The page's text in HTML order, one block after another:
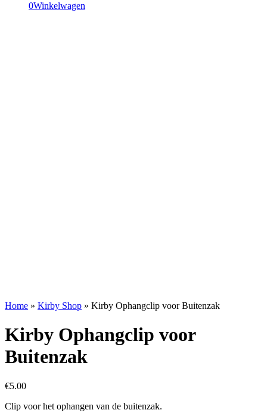
0Winkelwagen
Home » Kirby Shop » Kirby Ophangclip voor Buitenzak
Kirby Ophangclip voor
Buitenzak
€5.00
Clip voor het ophangen van de buitenzak.